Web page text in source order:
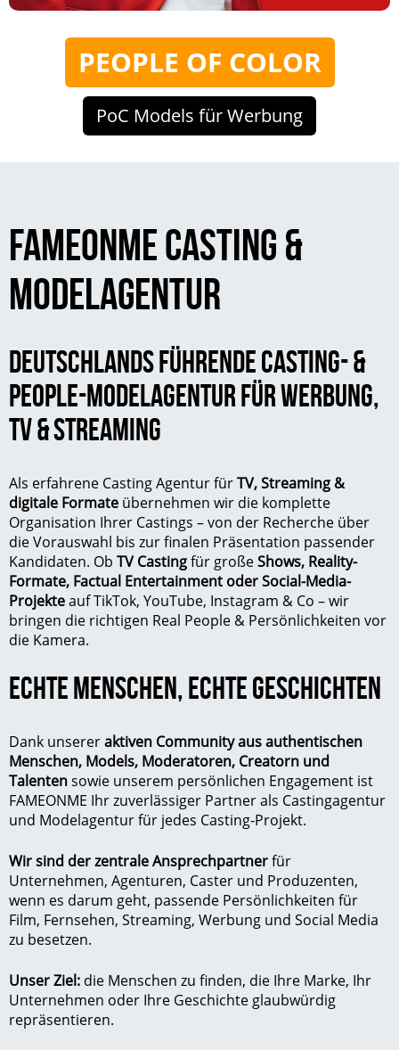
PEOPLE OF COLOR
PoC Models für Werbung
FAMEONME CASTING &
MODELAGENTUR
DEUTSCHLANDS FÜHRENDE CASTING- &
PEOPLE-MODELAGENTUR FÜR WERBUNG,
TV & STREAMING
Als erfahrene Casting Agentur fürTV, Streaming &
digitale Formate übernehmen wir die komplette
Organisation Ihrer Castings – von der Recherche über
die Vorauswahl bis zur finalen Präsentation passender
Kandidaten. Ob TV Castingfür großeShows, Reality-
Formate, Factual Entertainment oder Social-Media-
Projekteauf TikTok, YouTube, Instagram & Co – wir
bringen die richtigen Real People & Persönlichkeiten vor
die Kamera.
ECHTE MENSCHEN, ECHTE GESCHICHTEN
Dank unsereraktiven Communityaus authentischen
Menschen, Models, Moderatoren, Creatorn und
Talentensowie unserem persönlichen Engagement ist
FAMEONME Ihr zuverlässiger Partner als Castingagentur
und Modelagentur für jedes Casting-Projekt.
Wir sind der zentrale Ansprechpartnerfür
Unternehmen, Agenturen, Caster und Produzenten,
wenn es darum geht, passende Persönlichkeiten für
Film, Fernsehen, Streaming, Werbung und Social Media
zu besetzen.
Unser Ziel: die Menschen zu finden, die Ihre Marke, Ihr
Unternehmen oder Ihre Geschichte glaubwürdig
repräsentieren.